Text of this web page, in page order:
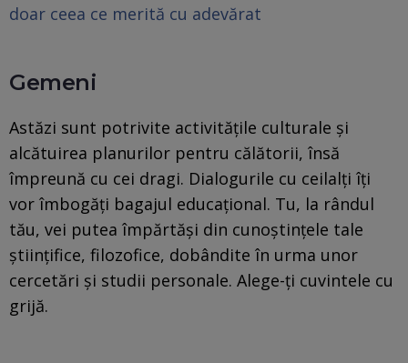
doar ceea ce merită cu adevărat
Gemeni
Astăzi sunt potrivite activitățile culturale și
alcătuirea planurilor pentru călătorii, însă
împreună cu cei dragi. Dialogurile cu ceilalți îți
vor îmbogăți bagajul educațional. Tu, la rândul
tău, vei putea împărtăși din cunoștințele tale
științifice, filozofice, dobândite în urma unor
cercetări și studii personale. Alege-ți cuvintele cu
grijă.